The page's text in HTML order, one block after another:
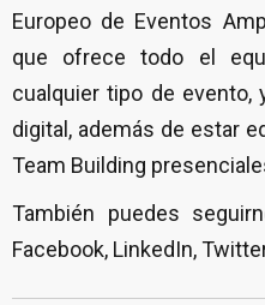
Europeo de Eventos
que ofrece todo el
cualquier tipo de evento,
digital, además de estar
Team Building
También puedes
Facebook, LinkedIn,